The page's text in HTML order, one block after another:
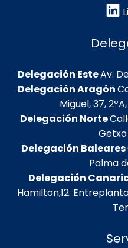
Delegación EsteAv.
Delegación Aragón
Miguel, 37,
Delegación Norte
Delegación Baleares
Palma
Delegación
Hamilton,12.